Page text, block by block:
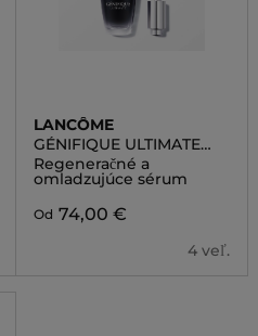
LANCÔME
GÉNIFIQUE ULTIMATE
SERUM
Regeneračné a
omladzujúce sérum
Od 74,00 €
4 veľ.